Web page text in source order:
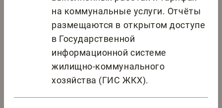
на коммунальные услуги. Отчёты
размещаются в открытом доступе
в Государственной
информационной системе
жилищно-коммунального
хозяйства (ГИС ЖКХ).